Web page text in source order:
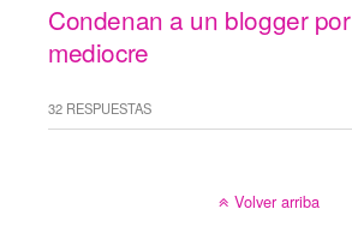
Condenan a un blogger por
mediocre
32 RESPUESTAS
Volver arriba